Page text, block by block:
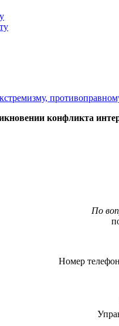
конфликта
По
Номер